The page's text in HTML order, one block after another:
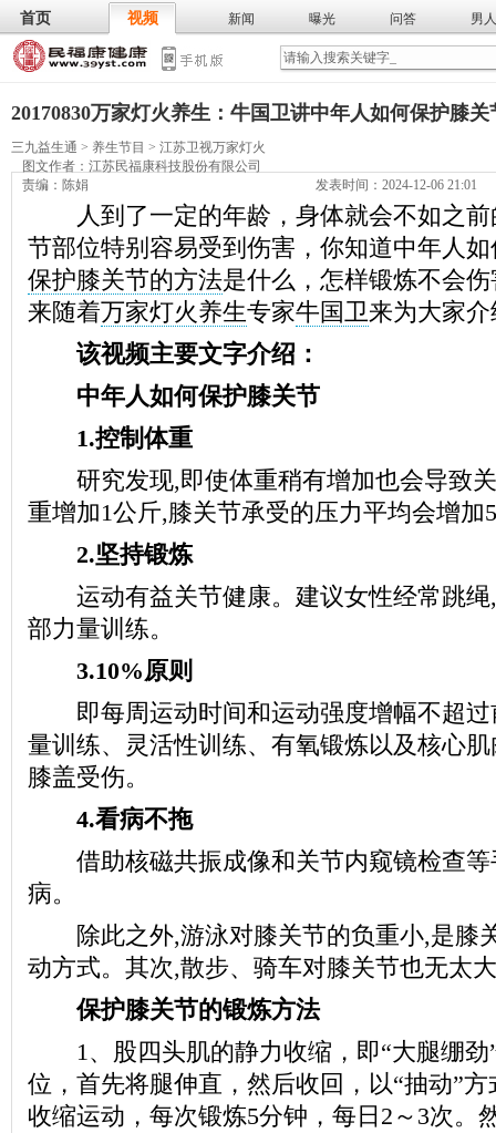
首页 视频 新闻 曝光 问答 男人
武术 气功 膳食 食谱 营养
20170830万家灯火养生：牛国卫讲中年人如何保护膝关
三九益生通 > 养生节目 > 江苏卫视万家灯火
图文作者： 江苏民福康科技股份有限公司
责编：陈娟
发表时间：2024-12-06 21:01
人到了一定的年龄，身体就会不如之前
节部位特别容易受到伤害，你知道中年人
保护膝关节的方法是什么，怎样锻炼不会
来随着万家灯火养生专家牛国卫来为大家
该视频主要文字介绍：
中年人如何保护膝关节
1.控制体重
研究发现,即使体重稍有增加也会导致关
重增加1公斤,膝关节承受的压力平均会增加
2.坚持锻炼
运动有益关节健康。建议女性经常跳绳
部力量训练。
3.10%原则
即每周运动时间和运动强度增幅不超过
量训练、灵活性训练、有氧锻炼以及核心
膝盖受伤。
4.看病不拖
借助核磁共振成像和关节内窥镜检查等
病。
除此之外,游泳对膝关节的负重小,是膝
动方式。其次,散步、骑车对膝关节也无太
保护膝关节的锻炼方法
1、股四头肌的静力收缩，即“大腿绷劲
位，首先将腿伸直，然后收回，以“抽动”
收缩运动，每次锻炼5分钟，每日2～3次。